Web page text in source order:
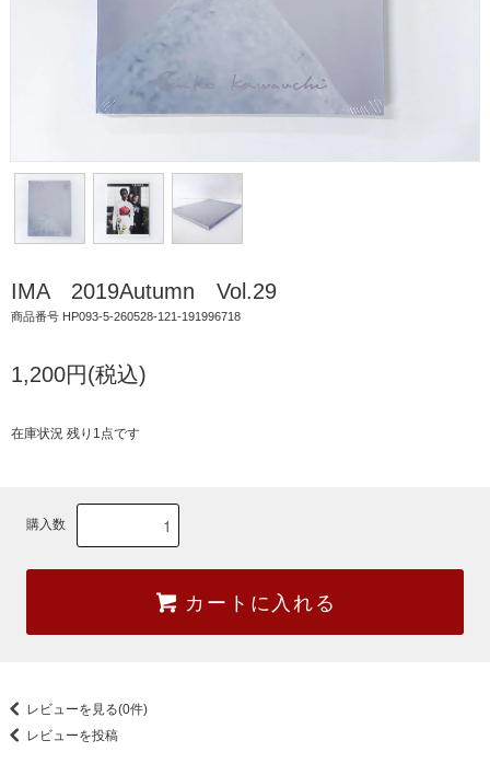
IMA 2019Autumn Vol.29
商品番号 HP093-5-260528-121-191996718
1,200円(税込)
在庫状況 残り1点です
購入数
カートに入れる
レビューを見る(0件)
レビューを投稿